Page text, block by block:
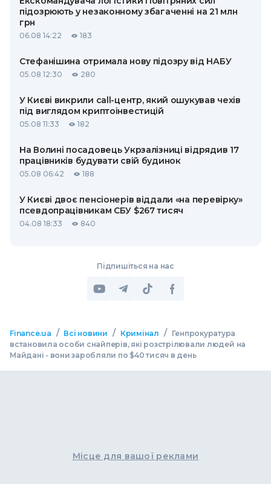
підозрюють у незаконному збагаченні на 21 млн
грн
06.08 14:22 183
Стефанішина отримала нову підозру від НАБУ
05.08 12:30 280
У Києві викрили call-центр, який ошукував чехів
під виглядом криптоінвестицій
05.08 11:33 182
На Волині посадовець Укрзалізниці відрядив 17
працівників будувати свій будинок
05.08 06:42 188
У Києві двоє пенсіонерів віддали «на перевірку»
псевдопрацівникам СБУ $267 тисяч
04.08 18:33 840
Підпишіться на нас
Finance.ua / Всі новини / Кримінал /
Генпрокуратура
встановила особи снайперів, які розстрілювали людей на
Майдані - вони заробляли по $40 тисяч в день
Місце для вашої реклами